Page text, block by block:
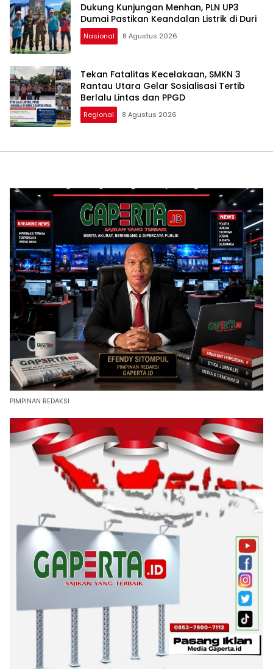
Dukung Kunjungan Menhan, PLN UP3
Dumai Pastikan Keandalan Listrik di Duri
Nasional 8 Agustus 2026
Tekan Fatalitas Kecelakaan, SMKN 3
Rantau Utara Gelar Sosialisasi Tertib
Berlalu Lintas dan PPGD
Regional 8 Agustus 2026
PIMPINAN REDAKSI